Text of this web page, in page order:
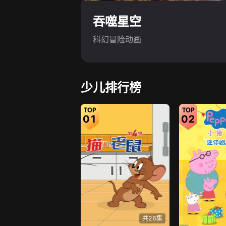
吞噬星空
科幻冒险动画
少儿排行榜
01
共26集
02